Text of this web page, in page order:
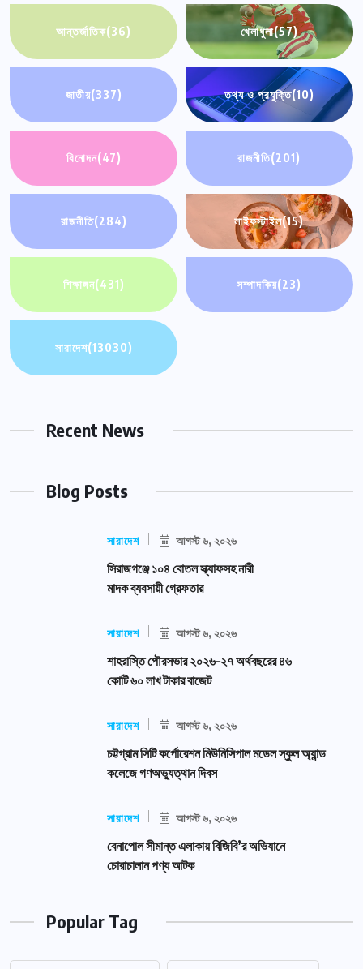
আন্তর্জাতিক(36) খেলাধুলা(57)
জাতীয়(337) তথ্য ও প্রযুক্তি(10)
বিনোদন(47) রাজনীতি(201)
রাজনীতি(284) লাইফস্টাইল(15)
শিক্ষাঙ্গন(431) সম্পাদকিয়(23)
সারাদেশ(13030)
Recent News
Blog Posts
সারাদেশ আগস্ট ৬, ২০২৬
সিরাজগঞ্জে ১০৪ বোতল স্ক্যাফসহ নারী
মাদক ব্যবসায়ী গ্রেফতার
সারাদেশ আগস্ট ৬, ২০২৬
শাহরাস্তি পৌরসভার ২০২৬-২৭ অর্থবছরের ৪৬
কোটি ৬০ লাখ টাকার বাজেট
সারাদেশ আগস্ট ৬, ২০২৬
চট্টগ্রাম সিটি কর্পোরেশন মিউনিসিপাল মডেল স্কুল অ্যান্ড
কলেজে গণঅভ্যুত্থান দিবস
সারাদেশ আগস্ট ৬, ২০২৬
বেনাপোল সীমান্ত এলাকায় বিজিবি’র অভিযানে
চোরাচালান পণ্য আটক
Popular Tag